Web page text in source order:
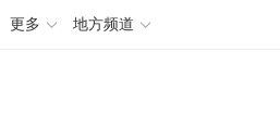
更多 地方频道